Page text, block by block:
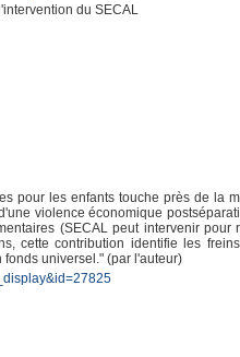
du SECAL
pour les enfants touche près de la
violence économique
(SECAL peut intervenir
cette contribution identifie les
universel." (par l'auteur)